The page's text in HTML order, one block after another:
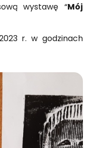
wy­sta­wę “Mój
r. w go­dzi­nach